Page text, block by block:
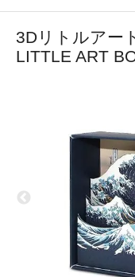
3Dリトルアー
LITTLE ART